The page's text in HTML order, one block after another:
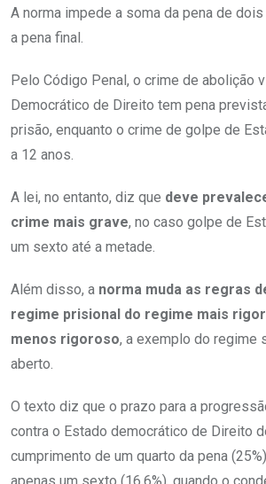
A norma impede a soma da pena de
a pena final.
Pelo Código Penal, o crime de abolição
Democrático de Direito tem pena
prisão, enquanto o crime de golpe de
a 12 anos.
A lei, no entanto, diz que deve
crime mais grave, no caso golpe de
um sexto até a metade.
Além disso, a norma muda as regras
regime prisional do regime mais
menos rigoroso, a exemplo do regime
aberto.
O texto diz que o prazo para a
contra o Estado democrático de Direito
cumprimento de um quarto da pena